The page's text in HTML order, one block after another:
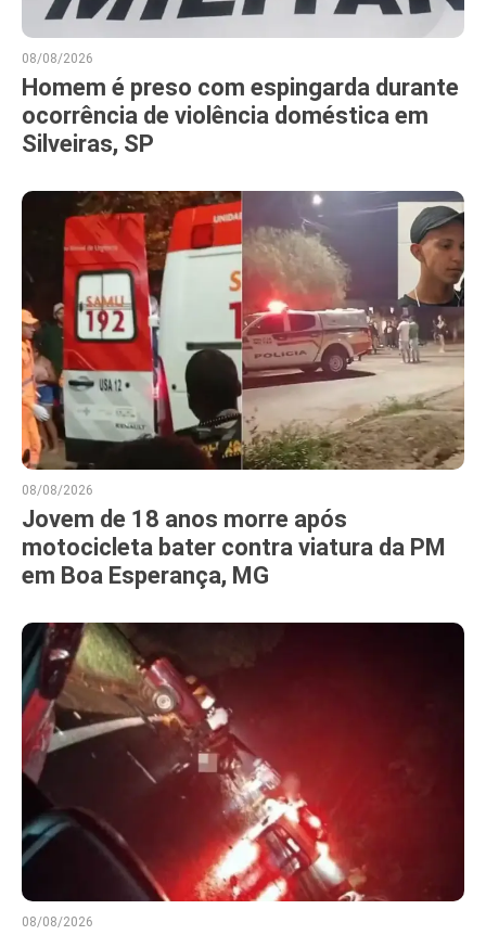
08/08/2026
Homem é preso com espingarda durante
ocorrência de violência doméstica em
Silveiras, SP
08/08/2026
Jovem de 18 anos morre após
motocicleta bater contra viatura da PM
em Boa Esperança, MG
08/08/2026